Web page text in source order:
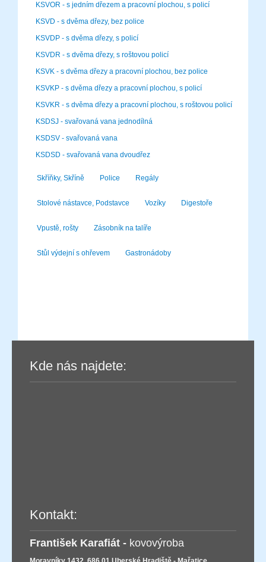
KSVOR - s jedním dřezem a pracovní plochou, s policí
KSVD - s dvěma dřezy, bez police
KSVDP - s dvěma dřezy, s policí
KSVDR - s dvěma dřezy, s roštovou policí
KSVK - s dvěma dřezy a pracovní plochou, bez police
KSVKP - s dvěma dřezy a pracovní plochou, s policí
KSVKR - s dvěma dřezy a pracovní plochou, s roštovou policí
KSDSJ - svařovaná vana jednodílná
KSDSV - svařovaná vana
KSDSD - svařovaná vana dvoudřez
Skříňky, Skříně Police Regály
Stolové nástavce, Podstavce Vozíky Digestoře
Vpustě, rošty Zásobník na talíře
Stůl výdejní s ohřevem Gastronádoby
Kde nás najdete:
Kontakt:
František Karafiát - kovovýroba